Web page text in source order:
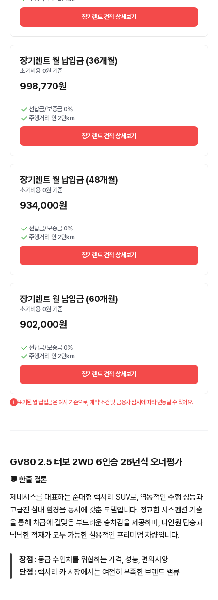
장기렌트 견적 상세보기
장기렌트 월 납입금 (36개월)
초기비용 0원 기준
998,770원
선납금/보증금 0%
주행거리 연 2만km
장기렌트 견적 상세보기
장기렌트 월 납입금 (48개월)
초기비용 0원 기준
934,000원
선납금/보증금 0%
주행거리 연 2만km
장기렌트 견적 상세보기
장기렌트 월 납입금 (60개월)
초기비용 0원 기준
902,000원
선납금/보증금 0%
주행거리 연 2만km
장기렌트 견적 상세보기
표기된 월 납입금은 예시 기준으로, 계약 조건 및 금융사 심사에 따라 변동될 수 있어요.
GV80 2.5 터보 2WD 6인승 26년식 오너평가
💬 한줄 결론
제네시스를 대표하는 준대형 럭셔리 SUV로, 역동적인 주행 성능과
고급진 실내 환경을 동시에 갖춘 모델입니다. 정교한 서스펜션 기술
을 통해 차급에 걸맞은 부드러운 승차감을 제공하며, 다인원 탑승과
넉넉한 적재가 모두 가능한 실용적인 프리미엄 차량입니다.
장점 :동급 수입차를 위협하는 가격, 성능, 편의사양
단점 : 럭셔리 카 시장에서는 여전히 부족한 브랜드 밸류